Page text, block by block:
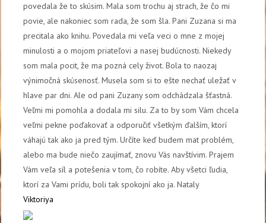
povedala že to skúsim. Mala som trochu aj strach, že čo mi
povie, ale nakoniec som rada, že som šla. Pani Zuzana si ma
precitala ako knihu. Povedala mi veľa veci o mne z mojej
minulosti a o mojom priateľovi a nasej budúcnosti. Niekedy
som mala pocit, že ma pozná cely život. Bola to naozaj
výnimočná skúsenosť. Musela som si to ešte nechať uležať v
hlave par dni. Ale od pani Zuzany som odchádzala šťastná.
Veľmi mi pomohla a dodala mi silu. Za to by som Vám chcela
veľmi pekne poďakovať a odporučiť všetkým ďalším, ktorí
váhajú tak ako ja pred tým. Určíte keď budem mat problém,
alebo ma bude niečo zaujímať, znovu Vás navštívim. Prajem
Vám veľa síl a potešenia v tom, čo robíte. Aby všetci ľudia,
ktorí za Vami prídu, boli tak spokojní ako ja. Nataly
Viktoriya